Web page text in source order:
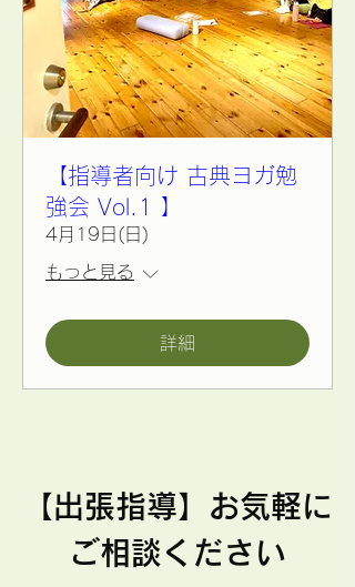
【指導者向け 古典ヨガ勉
強会 Vol.1 】
4月19日(日)
もっと見る
詳細
【出張指導】お気軽に
ご相談ください